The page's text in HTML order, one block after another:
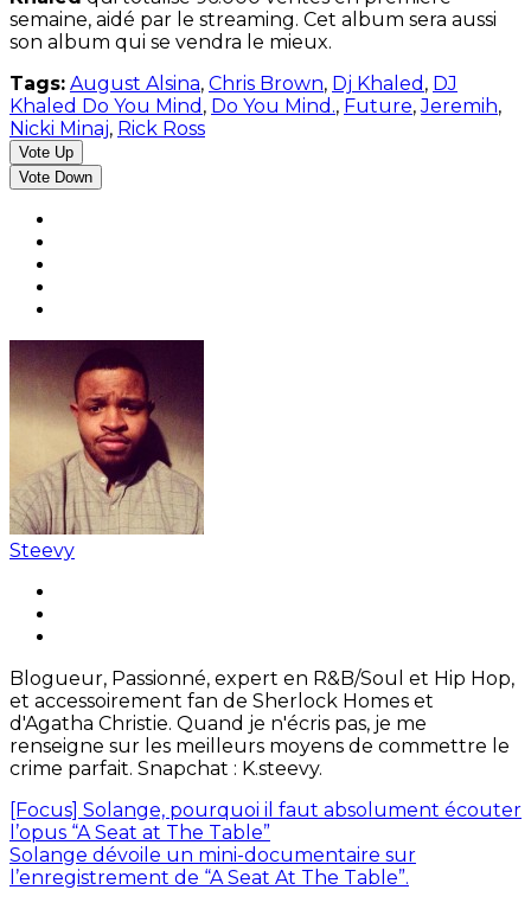
semaine, aidé par le streaming. Cet album sera aussi
son album qui se vendra le mieux.
Tags: August Alsina, Chris Brown, Dj Khaled , DJ
Khaled Do You Mind , Do You Mind., Future,Jeremih,
Nicki Minaj, Rick Ross
Vote Up
Vote Down
Steevy
Blogueur, Passionné, expert en R&B/Soul et Hip Hop,
et accessoirement fan de Sherlock Homes et
d'Agatha Christie. Quand je n'écris pas, je me
renseigne sur les meilleurs moyens de commettre le
crime parfait. Snapchat : K.steevy.
[Focus] Solange, pourquoi il faut absolument écouter
l’opus “A Seat at The Table”
Solange dévoile un mini-documentaire sur
l’enregistrement de “A Seat At The Table”.